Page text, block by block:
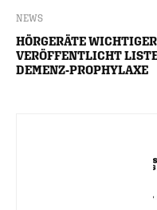
NEWS
HÖRGERÄTE
VERÖFFENTLICHT
DEMENZ-PROPHYLAXE